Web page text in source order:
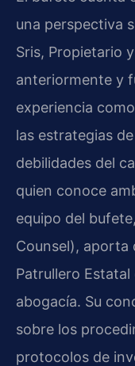
una perspectiva
Sris, Propietario
anteriormente y
experiencia
las estrategias
debilidades del
quien conoce
equipo del
Counsel), aporta
Patrullero
abogacía. Su
sobre los
protocolos de